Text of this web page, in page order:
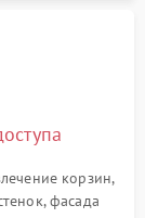
корзин,
фасада